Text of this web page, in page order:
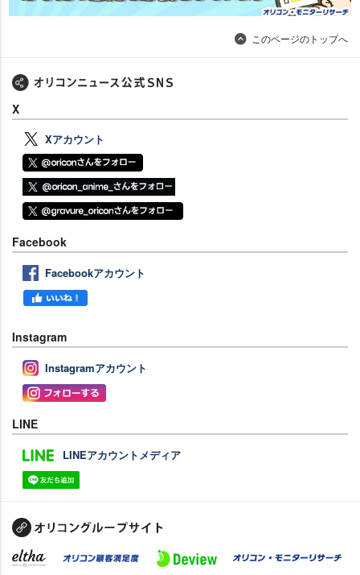
このページのトップへ
X
Xアカウント
Facebook
Facebookアカウント
Instagram
Instagramアカウント
LINE
LINEアカウントメディア